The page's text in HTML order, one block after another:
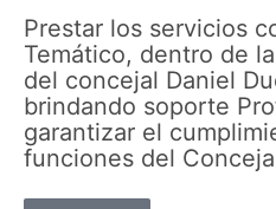
Prestar los servicios
Temático, dentro de
del concejal Daniel
brindando soporte
garantizar el
funciones del